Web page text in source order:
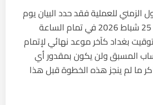
الزمني للعملية فقد حدد البيان يوم
الأربعاء الموافق 25 شباط 2026 في تمام الساعة
بغداد كآخر موعد نهائي لإتمام
المسبق ولن يكون بمقدور أي
ما لم ينجز هذه الخطوة قبل هذا